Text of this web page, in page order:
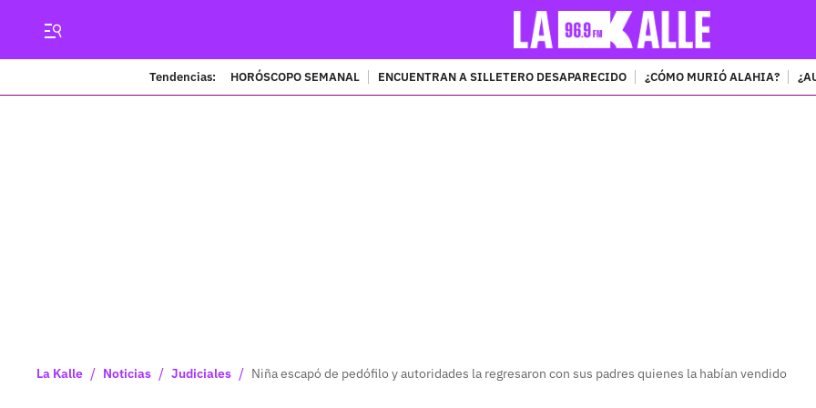
Tendencias: HORÓSCOPO SEMANAL ENCUENTRAN A SILLETERO DESAPARECIDO ¿CÓMO MURIÓ ALAHIA?
La Kalle / Noticias / Judiciales / Niña escapó de pedófilo y autoridades la regresaron con sus padres quienes la habían vendido